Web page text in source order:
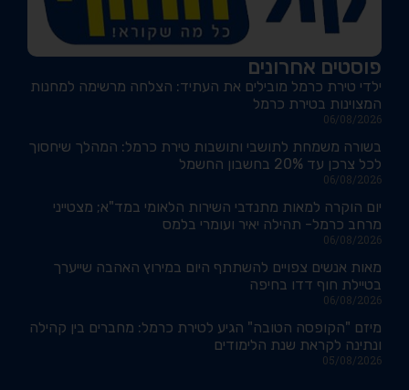
פוסטים אחרונים
ילדי טירת כרמל מובילים את העתיד: הצלחה מרשימה למחנות
המצוינות בטירת כרמל
06/08/2026
בשורה משמחת לתושבי ותושבות טירת כרמל: המהלך שיחסוך
לכל צרכן עד 20% בחשבון החשמל
06/08/2026
יום הוקרה למאות מתנדבי השירות הלאומי במד"א; מצטייני
מרחב כרמל- תהילה יאיר ועומרי בלמס
06/08/2026
מאות אנשים צפויים להשתתף היום במירוץ האהבה שייערך
בטיילת חוף דדו בחיפה
06/08/2026
מיזם "הקופסה הטובה" הגיע לטירת כרמל: מחברים בין קהילה
ונתינה לקראת שנת הלימודים
05/08/2026